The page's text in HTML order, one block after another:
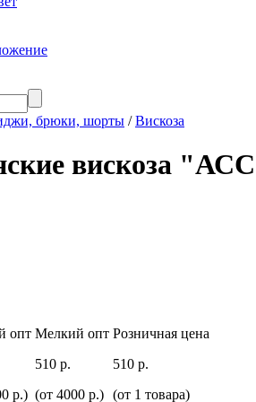
брюки, шорты /Вискоза
вискоза
опт
р.)
Мелкий опт
510 р.
(от 4000 р.)
Розничная цена
510 р.
(от 1 товара)